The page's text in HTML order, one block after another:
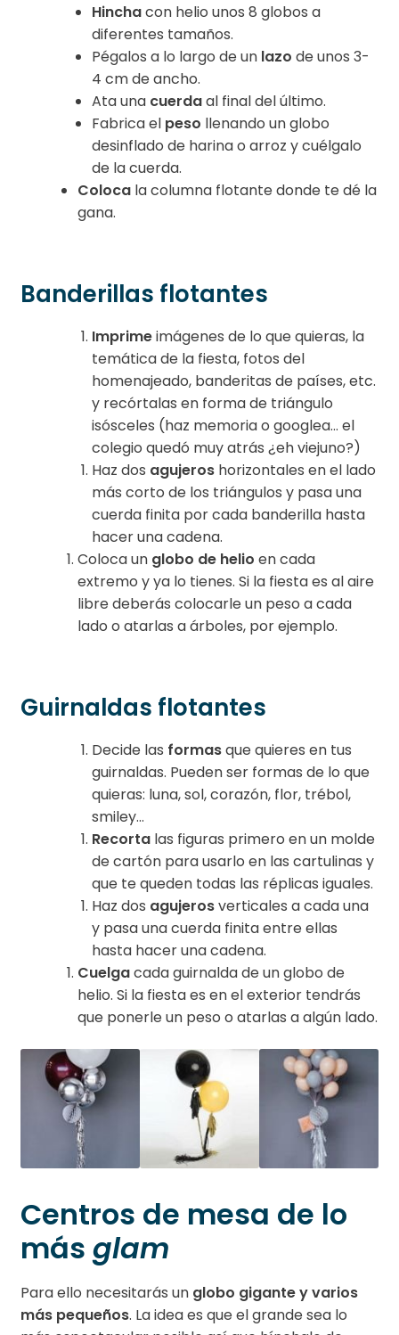
Hinchacon helio unos 8 globos a
diferentes tamaños.
Pégalos a lo largo de un lazo de unos 3-
4 cm de ancho.
Ata una cuerdaal final del último.
Fabrica el peso llenando un globo
desinflado de harina o arroz y cuélgalo
de la cuerda.
Colocala columna flotante donde te dé la
gana.
Banderillas flotantes
Imprimeimágenes de lo que quieras, la
temática de la fiesta, fotos del
homenajeado, banderitas de países, etc.
y recórtalas en forma de triángulo
isósceles (haz memoria o googlea… el
colegio quedó muy atrás ¿eh viejuno?)
Haz dos agujeroshorizontales en el lado
más corto de los triángulos y pasa una
cuerda finita por cada banderilla hasta
hacer una cadena.
Coloca un globo de helio en cada
extremo y ya lo tienes. Si la fiesta es al aire
libre deberás colocarle un peso a cada
lado o atarlas a árboles, por ejemplo.
Guirnaldas flotantes
Decide las formasque quieres en tus
guirnaldas. Pueden ser formas de lo que
quieras: luna, sol, corazón, flor, trébol,
smiley…
Recortalas figuras primero en un molde
de cartón para usarlo en las cartulinas y
que te queden todas las réplicas iguales.
Haz dos agujerosverticales a cada una
y pasa una cuerda finita entre ellas
hasta hacer una cadena.
Cuelgacada guirnalda de un globo de
helio. Si la fiesta es en el exterior tendrás
que ponerle un peso o atarlas a algún lado.
Centros de mesa de lo
más glam
Para ello necesitarás un globo gigante y varios
más pequeños. La idea es que el grande sea lo